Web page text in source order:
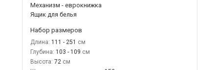
Механизм - еврокнижка
Ящик для белья
Набор размеров
Длина: 111 - 251
Глубина: 103 - 109
Высота: 72